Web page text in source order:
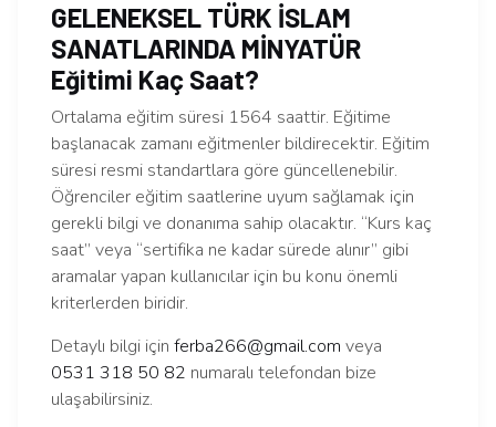
GELENEKSEL TÜRK İSLAM
SANATLARINDA MİNYATÜR
Eğitimi Kaç Saat?
Ortalama eğitim süresi 1564 saattir. Eğitime
başlanacak zamanı eğitmenler bildirecektir. Eğitim
süresi resmi standartlara göre güncellenebilir.
Öğrenciler eğitim saatlerine uyum sağlamak için
gerekli bilgi ve donanıma sahip olacaktır. “Kurs kaç
saat” veya “sertifika ne kadar sürede alınır” gibi
aramalar yapan kullanıcılar için bu konu önemli
kriterlerden biridir.
Detaylı bilgi için ferba266@gmail.com veya
0531 318 50 82 numaralı telefondan bize
ulaşabilirsiniz.